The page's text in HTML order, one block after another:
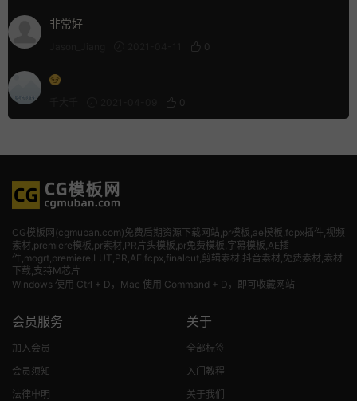
非常好
0
0
CG模板网(cgmuban.com)免费后期资源下载网站,pr模板,ae模板,fcpx插件,视频
素材 ,premiere模板,pr素材,PR片头模板,pr免费模板,字幕模板,AE插
件,mogrt,premiere,LUT,PR,AE,fcpx,finalcut,剪辑素材,抖音素材,免费素材,素材
下载,支持M芯片
Windows 使用 Ctrl + D，Mac 使用 Command + D，即可收藏网站
会员服务
加入会员
会员须知
法律申明
关于
全部标签
入门教程
关于我们